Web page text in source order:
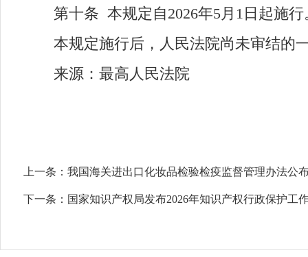
第十条 本规定自2026年5月1日起施行
本规定施行后，人民法院尚未审结的
来源：最高人民法院
上一条： 我国海关进出口化妆品检验检疫监督管理办法公
下一条： 国家知识产权局发布2026年知识产权行政保护工